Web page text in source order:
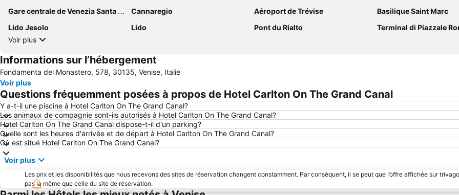
Gare centrale de Venezia Santa Lucia
Cannaregio Aéroport de Trévise
Basilique Saint Marc
Lido Jesolo
Lido Pont du Rialto
Terminal di Piazzale
Voir plus
Informations sur l’hébergement
Fondamenta del Monastero, 578, 30135, Venise, Italie
Voir plus
Questions fréquemment posées à propos de Hotel Carlton On The Grand Canal
Y a-t-il une piscine à Hotel Carlton On The Grand Canal?
Les animaux de compagnie sont-ils autorisés à Hotel Carlton On The Grand Canal?
Hotel Carlton On The Grand Canal dispose-t-il d'un parking?
Quelle sont les heures d'arrivée et de départ à Hotel Carlton On The Grand Canal?
Où est situé Hotel Carlton On The Grand Canal?
Voir plus
Les prix et les disponibilités que nous recevons des sites de réservation changent constamment. Par conséquent, il se peut que l’offre affichée sur
pas la même que celle du site de réservation.